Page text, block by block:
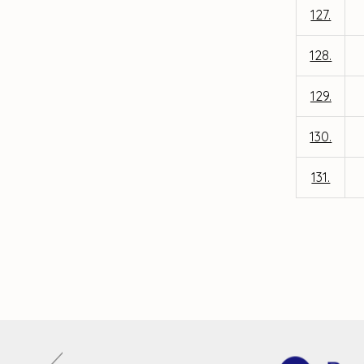
127.
128.
129.
130.
131.